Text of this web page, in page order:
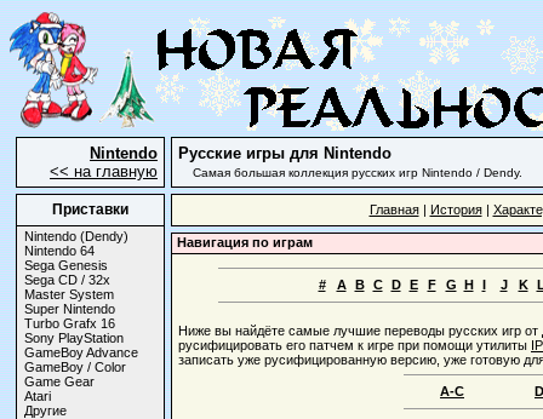
Nintendo
<< на главную
Приставки
Nintendo (Dendy)
Nintendo 64
Sega Genesis
Sega CD / 32x
Master System
Super Nintendo
Turbo Grafx 16
Sony PlayStation
GameBoy Advance
GameBoy / Color
Game Gear
Atari
Другие
Русские игры для Nintendo
Самая большая коллекция русских игр Nintendo / Dendy.
Главная| История|
Навигация по играм
# A B C D E F G H I J K
Ниже вы найдёте самые лучшие переводы русских игр
русифицировать его патчем к игре при помощи утилиты
записать уже русифицированную версию, уже готовую
A-C